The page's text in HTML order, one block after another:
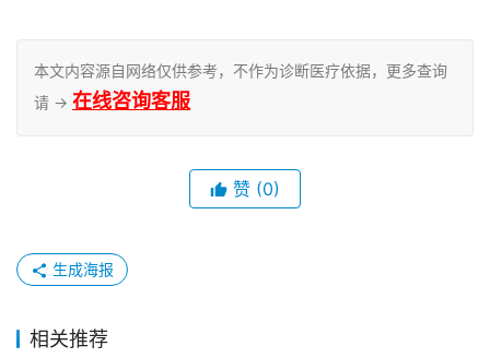
本文内容源自网络仅供参考，不作为诊断医疗依据，更多查询
请 → 在线咨询客服
赞 (0)
生成海报
相关推荐